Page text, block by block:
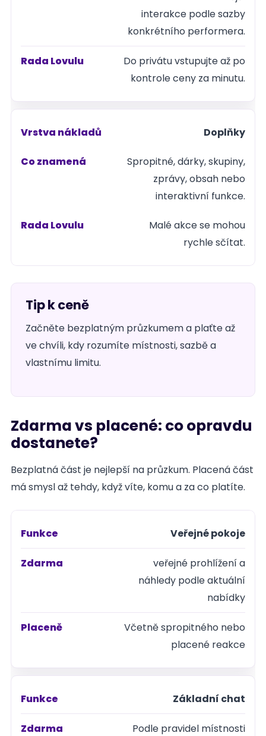
interakce podle sazby
konkrétního performera.
Do privátu vstupujte až po
kontrole ceny za minutu.
Doplňky
Spropitné, dárky, skupiny,
zprávy, obsah nebo
interaktivní funkce.
Malé akce se mohou
rychle sčítat.
Tip k ceně
Začněte bezplatným průzkumem a plaťte až
ve chvíli, kdy rozumíte místnosti, sazbě a
vlastnímu limitu.
Zdarma vs placené: co opravdu
dostanete?
Bezplatná část je nejlepší na průzkum. Placená část
má smysl až tehdy, když víte, komu a za co platíte.
Funkce
Placeně
Veřejné pokoje
veřejné prohlížení a
náhledy podle aktuální
nabídky
Včetně spropitného nebo
placené reakce
Základní chat
Podle pravidel místnosti